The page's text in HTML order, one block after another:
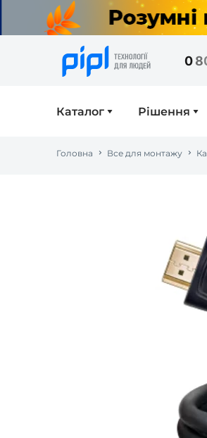
08
Каталог Рішення
Головна Все для монтажу